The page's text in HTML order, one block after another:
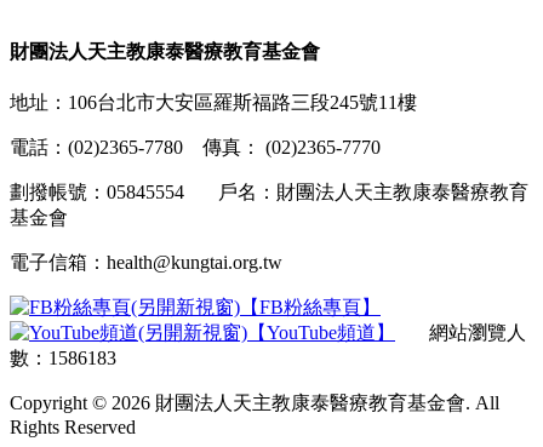
財團法人天主教康泰醫療教育基金會
地址：106台北市大安區羅斯福路三段245號11樓
電話：(02)2365-7780 傳真： (02)2365-7770
劃撥帳號：05845554 戶名：財團法人天主教康泰醫療教育
基金會
電子信箱：health@kungtai.org.tw
【FB粉絲專頁】
【YouTube頻道】
網站瀏覽人
數：1586183
Copyright © 2026 財團法人天主教康泰醫療教育基金會. All
Rights Reserved